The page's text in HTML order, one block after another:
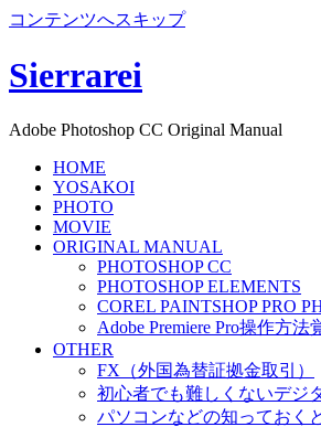
コンテンツへスキップ
Sierrarei
Adobe Photoshop CC Original Manual
HOME
YOSAKOI
PHOTO
MOVIE
ORIGINAL MANUAL
PHOTOSHOP CC
PHOTOSHOP ELEMENTS
COREL PAINTSHOP PRO
Adobe Premiere Pro操作方法
OTHER
FX（外国為替証拠金取引）
初心者でも難しくないデジ
パソコンなどの知っておく